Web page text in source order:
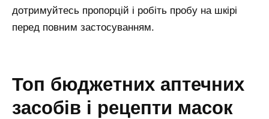
дотримуйтесь пропорцій і робіть пробу на шкірі
перед повним застосуванням.
топ бюджетних аптечних
засобів і рецепти масок